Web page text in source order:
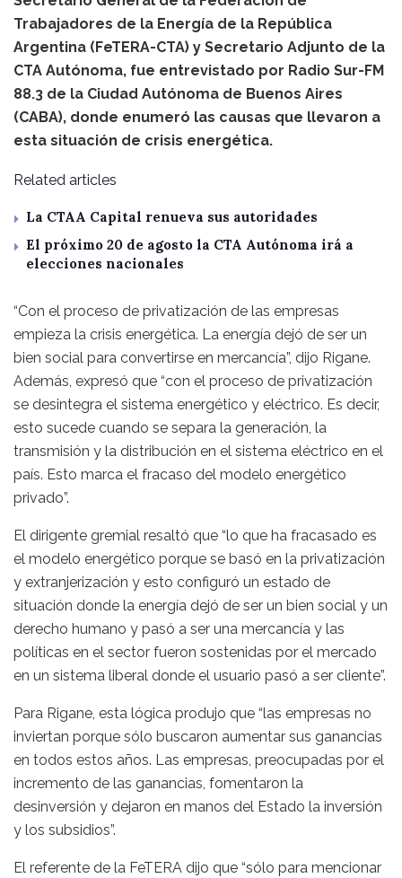
Trabajadores de la Energía de la República
Argentina (FeTERA-CTA) y Secretario Adjunto de la
CTA Autónoma, fue entrevistado por Radio Sur-FM
88.3 de la Ciudad Autónoma de Buenos Aires
(CABA), donde enumeró las causas que llevaron a
esta situación de crisis energética.
Related articles
La CTAA Capital renueva sus autoridades
El próximo 20 de agosto la CTA Autónoma irá a
elecciones nacionales
“Con el proceso de privatización de las empresas
empieza la crisis energética. La energía dejó de ser un
bien social para convertirse en mercancía”, dijo Rigane.
Además, expresó que “con el proceso de privatización
se desintegra el sistema energético y eléctrico. Es decir,
esto sucede cuando se separa la generación, la
transmisión y la distribución en el sistema eléctrico en el
país. Esto marca el fracaso del modelo energético
privado”.
El dirigente gremial resaltó que “lo que ha fracasado es
el modelo energético porque se basó en la privatización
y extranjerización y esto configuró un estado de
situación donde la energía dejó de ser un bien social y un
derecho humano y pasó a ser una mercancía y las
políticas en el sector fueron sostenidas por el mercado
en un sistema liberal donde el usuario pasó a ser cliente”.
Para Rigane, esta lógica produjo que “las empresas no
inviertan porque sólo buscaron aumentar sus ganancias
en todos estos años. Las empresas, preocupadas por el
incremento de las ganancias, fomentaron la
desinversión y dejaron en manos del Estado la inversión
y los subsidios”.
El referente de la FeTERA dijo que “sólo para mencionar